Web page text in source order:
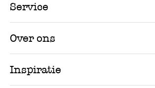
Service
Over ons
Inspiratie